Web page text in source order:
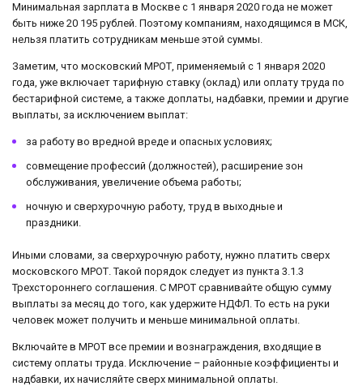
Минимальная зарплата в Москве с 1 января 2020 года не может
быть ниже 20 195 рублей. Поэтому компаниям, находящимся в МСК,
нельзя платить сотрудникам меньше этой суммы.
Заметим, что московский МРОТ, применяемый с 1 января 2020
года, уже включает тарифную ставку (оклад) или оплату труда по
бестарифной системе, а также доплаты, надбавки, премии и другие
выплаты, за исключением выплат:
за работу во вредной вреде и опасных условиях;
совмещение профессий (должностей), расширение зон
обслуживания, увеличение объема работы;
ночную и сверхурочную работу, труд в выходные и
праздники.
Иными словами, за сверхурочную работу, нужно платить сверх
московского МРОТ. Такой порядок следует из пункта 3.1.3
Трехстороннего соглашения. С МРОТ сравнивайте общую сумму
выплаты за месяц до того, как удержите НДФЛ. То есть на руки
человек может получить и меньше минимальной оплаты.
Включайте в МРОТ все премии и вознаграждения, входящие в
систему оплаты труда. Исключение – районные коэффициенты и
надбавки, их начисляйте сверх минимальной оплаты.